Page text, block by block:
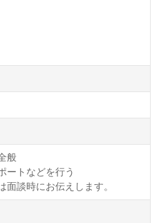
般
ートなどを行う
談時にお伝えします。